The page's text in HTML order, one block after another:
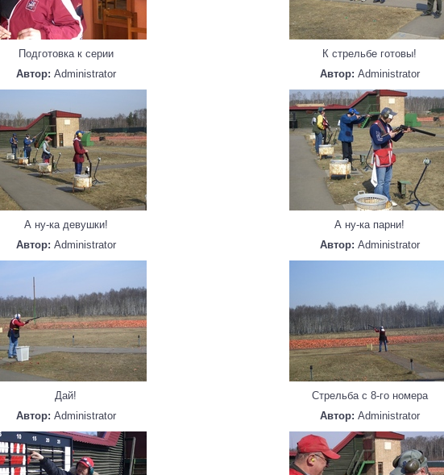
Подготовка к серии
Автор: Administrator
К стрельбе готовы!
Автор: Administrator
А ну-ка девушки!
Автор: Administrator
А ну-ка парни!
Автор: Administrator
Дай!
Автор: Administrator
Стрельба с 8-го номера
Автор: Administrator